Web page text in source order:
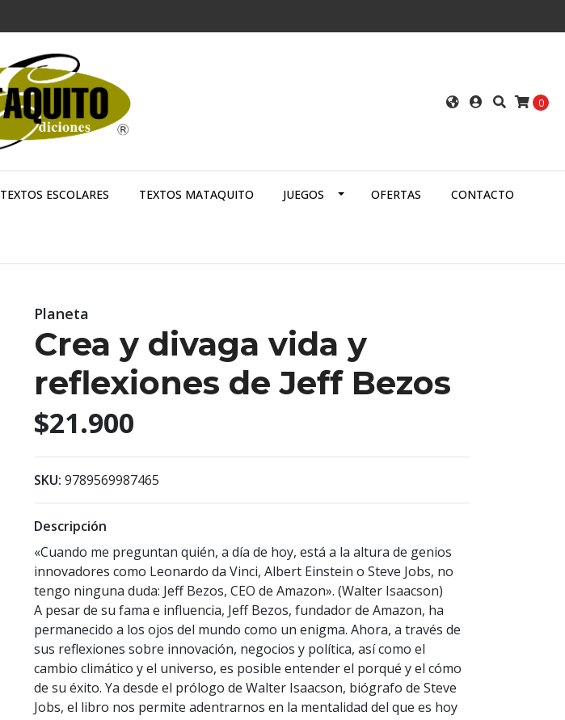
0
TEXTOS ESCOLARES TEXTOS MATAQUITO JUEGOS OFERTAS CONTACTO
Planeta
Crea y divaga vida y
reflexiones de Jeff Bezos
$21.900
SKU: 9789569987465
Descripción
«Cuando me preguntan quién, a día de hoy, está a la altura de genios
innovadores como Leonardo da Vinci, Albert Einstein o Steve Jobs, no
tengo ninguna duda: Jeff Bezos, CEO de Amazon». (Walter Isaacson)
A pesar de su fama e influencia, Jeff Bezos, fundador de Amazon, ha
permanecido a los ojos del mundo como un enigma. Ahora, a través de
sus reflexiones sobre innovación, negocios y política, así como el
cambio climático y el universo, es posible entender el porqué y el cómo
de su éxito. Ya desde el prólogo de Walter Isaacson, biógrafo de Steve
Jobs, el libro nos permite adentrarnos en la mentalidad del que es hoy